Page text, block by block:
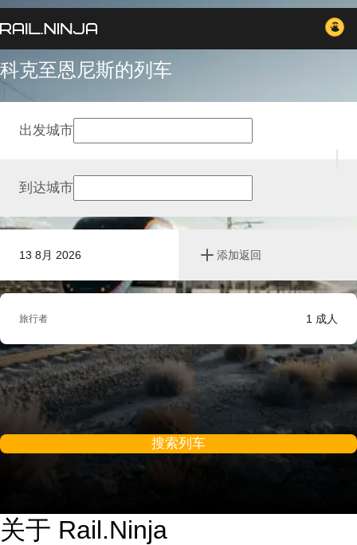
科克至恩尼斯的列车
13 8月 2026 添加返回
出发城市
到达城市
旅行者 1 成人
搜索列车
关于 Rail.Ninja